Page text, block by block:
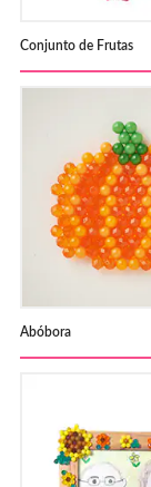
Conjunto de Frutas
Abóbora